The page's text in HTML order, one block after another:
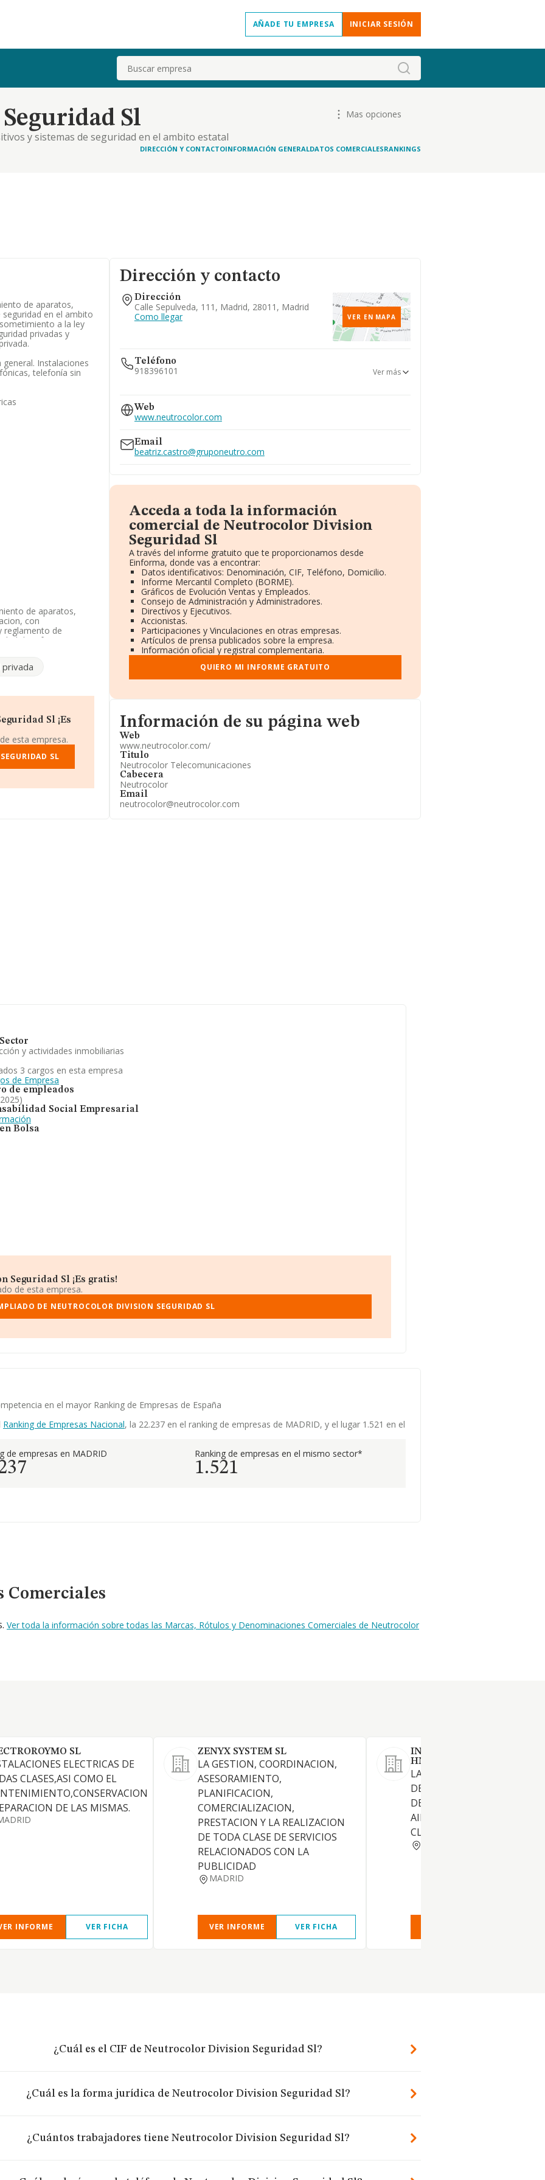
AÑADE TU EMPRESA INICIAR SESIÓN
Buscar
Sl
y sistemas de seguridad en el ambito estatal
1.992 de seguridad privadas y reglamento de
Mas opciones
DIRECCIÓN Y CONTACTOINFORMACIÓN GENERALDATOS COMERCIALESRANKINGS
de aparatos,
en el ambito
a la ley
privadas y
Instalaciones
telefonía sin
de aparatos,
con
reglamento de
de referencia
No realiza actividad
ganado 20
mejor
up And
el ranking
Limitada
se ha colocado
S.Lcomo
privada
Sl ¡Es
esta empresa.
SL
Dirección y contacto
Dirección
Calle Sepulveda, 111, Madrid, 28011, Madrid
Como llegar
VER EN MAPA
Teléfono
918396101
Ver teléfono 600...
914643694
Ver más
Web
www.neutrocolor.com
Email
beatriz.castro@gruponeutro.com
Acceda a toda la información
comercial de Neutrocolor Division
Seguridad Sl
A través del informe gratuito que te proporcionamos desde
Einforma, donde vas a encontrar:
Datos identificativos: Denominación, CIF, Teléfono, Domicilio.
Informe Mercantil Completo (BORME).
Gráficos de Evolución Ventas y Empleados.
Consejo de Administración y Administradores.
Directivos y Ejecutivos.
Accionistas.
Participaciones y Vinculaciones en otras empresas.
Artículos de prensa publicados sobre la empresa.
Información oficial y registral complementaria.
QUIERO MI INFORME GRATUITO
Informacion de su página web
Información de su página web
Web
www.neutrocolor.com/
Titulo
Neutrocolor Telecomunicaciones
Cabecera
Neutrocolor
Email
neutrocolor@neutrocolor.com
y actividades inmobiliarias
3 cargos en esta empresa
de Empresa
de empleados
Social Empresarial
Bolsa
Sl ¡Es gratis!
de esta empresa.
DE NEUTROCOLOR DIVISION SEGURIDAD SL
en el mayor Ranking de Empresas de España
Ranking de Empresas Nacional, la 22.237 en el ranking de empresas de MADRID, y el lugar 1.521 en el
de empresas en MADRID Ranking de empresas en el mismo sector*
1.521
Comerciales
Ver toda la información sobre todas las Marcas, Rótulos y Denominaciones Comerciales de Neutrocolor
SL
ELECTRICAS DE
CLASES,ASI COMO EL
DE LAS MISMAS.
INFORME VER FICHA
ZENYX SYSTEM SL
LA GESTION, COORDINACION,
ASESORAMIENTO,
PLANIFICACION,
COMERCIALIZACION,
PRESTACION Y LA REALIZACION
DE TODA CLASE DE SERVICIOS
RELACIONADOS CON LA
PUBLICIDAD
MADRID
VER INFORME VER FICHA
INSTALACIONES
HNOS PEREZ MONTERO SL
LA REALIZACION DE TODO
DE INSTALACIONES
DE TELECOMUNICACIONES
AIRE ACONDICIONADO Y
CLIMATIZACION
¿Cuál es el CIF de Neutrocolor Division Seguridad Sl?
¿Cuál es la forma jurídica de Neutrocolor Division Seguridad Sl?
¿Cuántos trabajadores tiene Neutrocolor Division Seguridad Sl?